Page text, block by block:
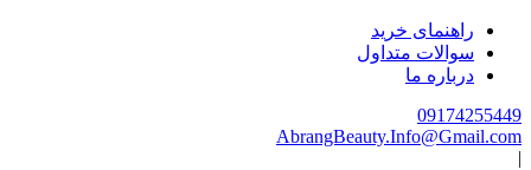
راهنمای خرید
سوالات متداول
درباره ما
09174255449
AbrangBeauty.Info@Gmail.com
|